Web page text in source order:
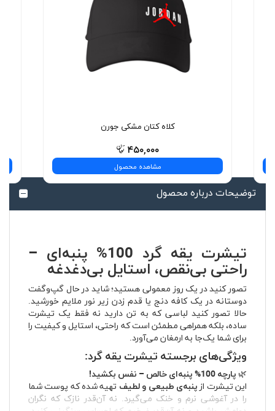
کلاه کتان مشکی جورن
۴۵۰,۰۰۰
مشاهده محصول
توضیحات درباره محصول
تیشرت یقه گرد 100% پنبه‌ای –
راحتی بی‌نقص، استایل بی‌دغدغه
تصور کنید در یک روز معمولی هستید؛ شاید در حال گپ‌وگفت
دوستانه در یک کافه دنج یا قدم زدن زیر نور ملایم خورشید.
حالا تصور کنید لباسی که به تن دارید نه فقط یک تیشرت
ساده، بلکه همراهی مطمئن است که راحتی، استایل و کیفیت را
برای شما یک‌جا به ارمغان می‌آورد.
ویژگی‌های برجسته تیشرت یقه گرد:
🌿 پارچه 100% پنبه‌ای خالص – نفس بکشید!
این تیشرت از پنبه‌ی طبیعی و لطیف تهیه شده که پوست شما
را در آغوشی نرم و خنک می‌گیرد. نه آن‌قدر نازک که نگران